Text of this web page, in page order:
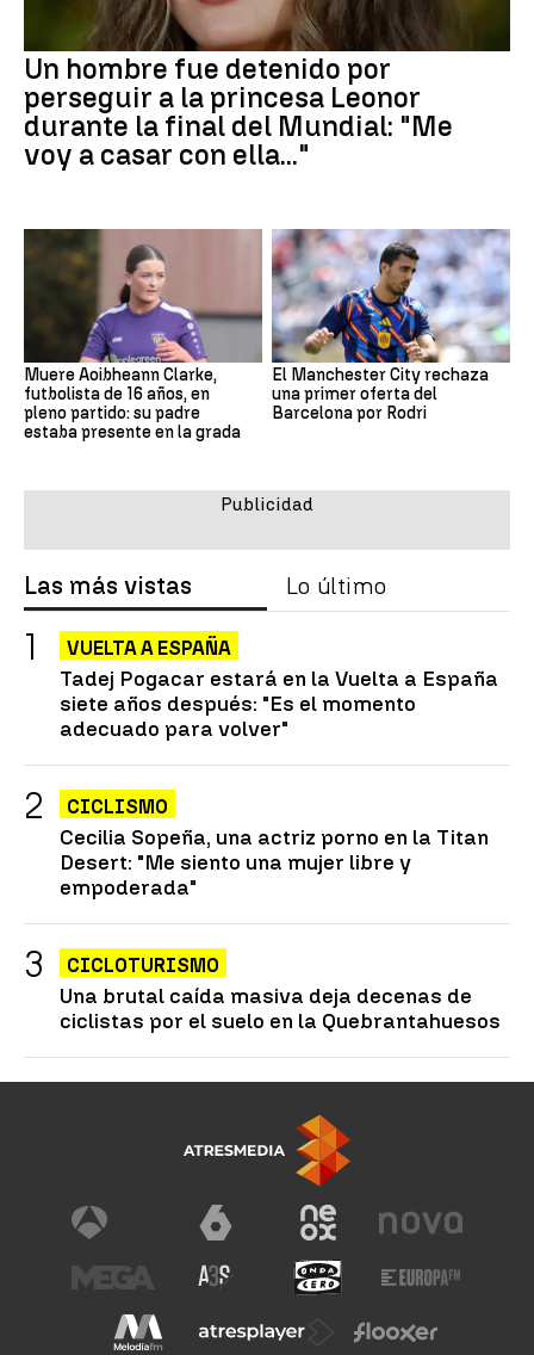
Un hombre fue detenido por
perseguir a la princesa Leonor
durante la final del Mundial: "Me
voy a casar con ella..."
Muere Aoibheann Clarke,
futbolista de 16 años, en
pleno partido: su padre
estaba presente en la grada
El Manchester City rechaza
una primer oferta del
Barcelona por Rodri
Las más vistas Lo último
VUELTA A ESPAÑA
Tadej Pogacar estará en la Vuelta a España
siete años después: "Es el momento
adecuado para volver"
CICLISMO
Cecilia Sopeña, una actriz porno en la Titan
Desert: "Me siento una mujer libre y
empoderada"
CICLOTURISMO
Una brutal caída masiva deja decenas de
ciclistas por el suelo en la Quebrantahuesos